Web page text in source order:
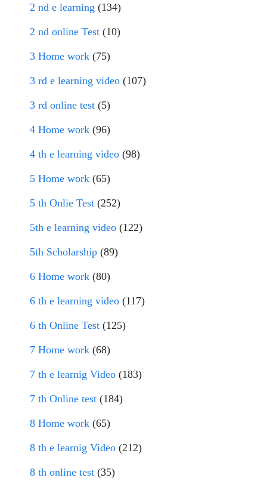
2 nd e learning (134)
2 nd online Test (10)
3 Home work (75)
3 rd e learning video (107)
3 rd online test (5)
4 Home work (96)
4 th e learning video (98)
5 Home work (65)
5 th Onlie Test (252)
5th e learning video (122)
5th Scholarship (89)
6 Home work (80)
6 th e learning video (117)
6 th Online Test (125)
7 Home work (68)
7 th e learnig Video (183)
7 th Online test (184)
8 Home work (65)
8 th e learnig Video (212)
8 th online test (35)